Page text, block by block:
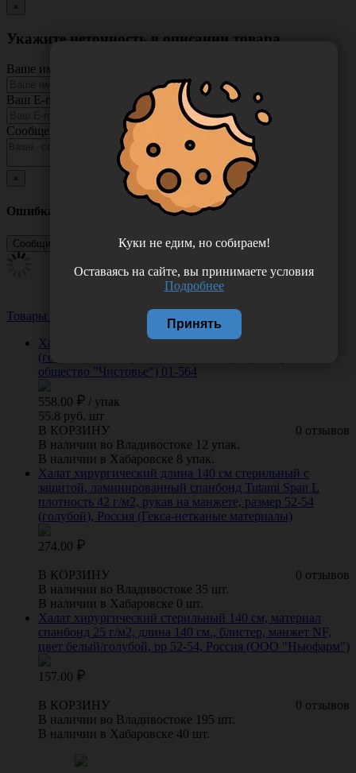
×
Укажите неточность в описании товара
Ваше имя
Ваш E-mail
Сообщение
×
Ошибка
Товары из этой категории
Посмотреть все
Халат "Кимоно", из нетканого материала спанбонд
(голубой), 10 шт/упаковка, Россия (Акционерное
общество "Чистовье") 01-564
558.00 / упак
55.8 руб. шт
0 отзывов
В КОРЗИНУ
В наличии во Владивостоке 12 упак.
В наличии в Хабаровске 8 упак.
Халат хирургический длина 140 см стерильный с
защитой, ламинированный спанбонд Tutami Span L
плотность 42 г/м2, рукав на манжете, размер 52-54
(голубой), Россия (Гекса-нетканые материалы)
274.00
0 отзывов
В КОРЗИНУ
В наличии во Владивостоке 35 шт.
В наличии в Хабаровске 0 шт.
Халат хирургический стерильный 140 см, материал
спанбонд 25 г/м2, длина 140 см., блистер, манжет NF,
цвет белый/голубой, рр 52-54, Россия (ООО "Ньюфарм")
157.00
0 отзывов
В КОРЗИНУ
В наличии во Владивостоке 195 шт.
В наличии в Хабаровске 40 шт.
Куки не едим, но собираем!
Оставаясь на сайте, вы принимаете условия
Подробнее
Принять